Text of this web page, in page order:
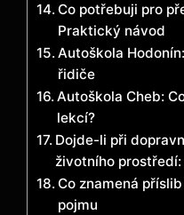
Co potřebuji pro
Praktický návod
Autoškola
řidiče
Autoškola Cheb:
lekcí?
Dojde-li při
životního
Co znamená
pojmu